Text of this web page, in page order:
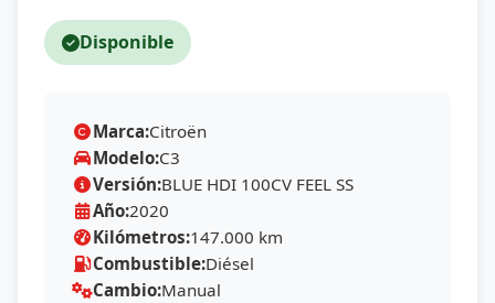
Disponible
Marca:Citroën
Modelo:C3
Versión:BLUE HDI 100CV FEEL SS
Año:2020
Kilómetros:147.000 km
Combustible:Diésel
Cambio:Manual